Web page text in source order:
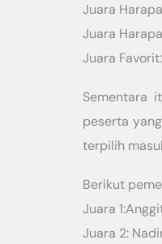
Juara
Juara
Juara
Sementara
peserta
terpilih
Berikut
Juara
Juara 2: